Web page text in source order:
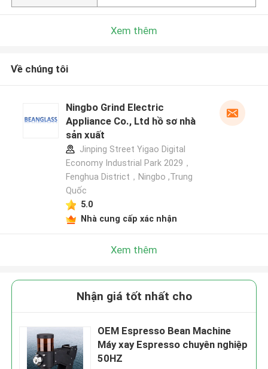
Xem thêm
Về chúng tôi
Ningbo Grind Electric
Appliance Co., Ltd hồ sơ nhà
sản xuất
Jinping Street Yigao Digital
Economy Industrial Park 2029，
Fenghua District，Ningbo ,Trung
Quốc
5.0
Nhà cung cấp xác nhận
Xem thêm
Nhận giá tốt nhất cho
OEM Espresso Bean Machine
Máy xay Espresso chuyên nghiệp
50HZ